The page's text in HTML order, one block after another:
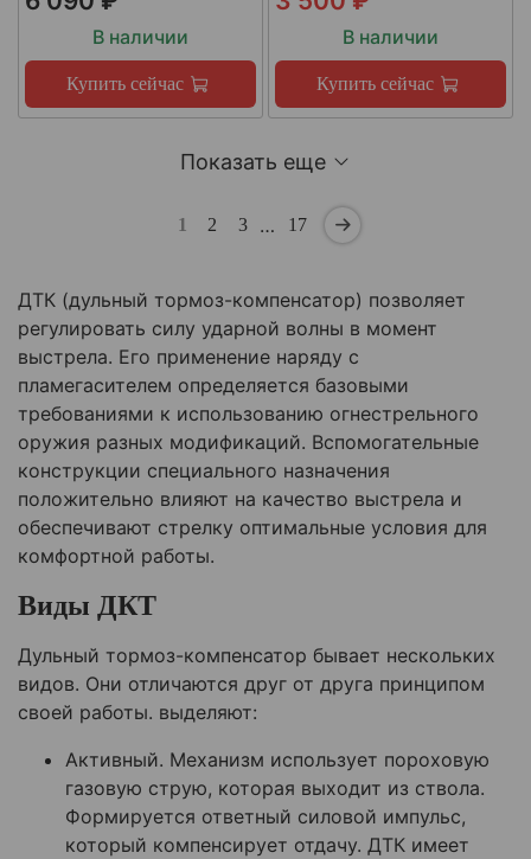
В наличии
Купить сейчас
В наличии
Купить сейчас
Показать еще
1 2 3 … 17
ДТК (дульный тормоз-компенсатор) позволяет
регулировать силу ударной волны в момент
выстрела. Его применение наряду с
пламегасителем определяется базовыми
требованиями к использованию огнестрельного
оружия разных модификаций. Вспомогательные
конструкции специального назначения
положительно влияют на качество выстрела и
обеспечивают стрелку оптимальные условия для
комфортной работы.
Виды ДКТ
Дульный тормоз-компенсатор бывает нескольких
видов. Они отличаются друг от друга принципом
своей работы. выделяют:
Активный. Механизм использует пороховую
газовую струю, которая выходит из ствола.
Формируется ответный силовой импульс,
который компенсирует отдачу. ДТК имеет